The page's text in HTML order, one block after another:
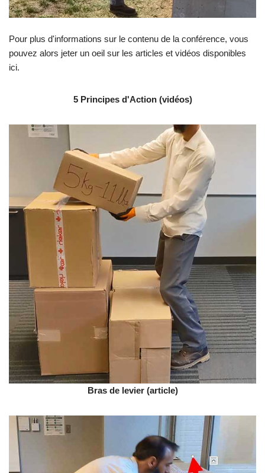
Pour plus d'informations sur le contenu de la conférence, vous
pouvez alors jeter un oeil sur les articles et vidéos disponibles
ici.
5 Principes d'Action (vidéos)
Bras de levier (article)